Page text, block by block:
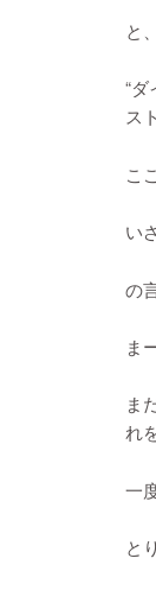
と
“
ス
こ
い
の
ま
ま
れ
一
と